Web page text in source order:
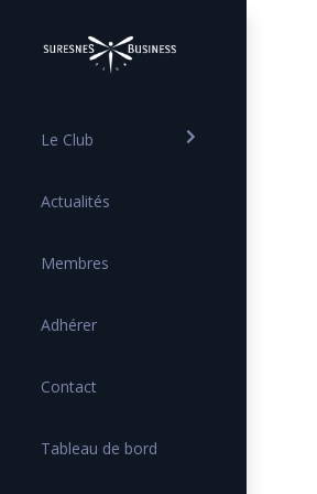
Le Club
Actualités
Membres
Adhérer
Contact
Tableau de bord